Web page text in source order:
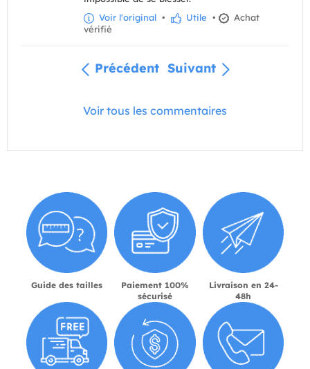
Voir l'original • Utile •
Achat
vérifié
Précédent Suivant
Voir tous les commentaires
Guide des tailles
Paiement 100%
sécurisé
Livraison en 24-
48h